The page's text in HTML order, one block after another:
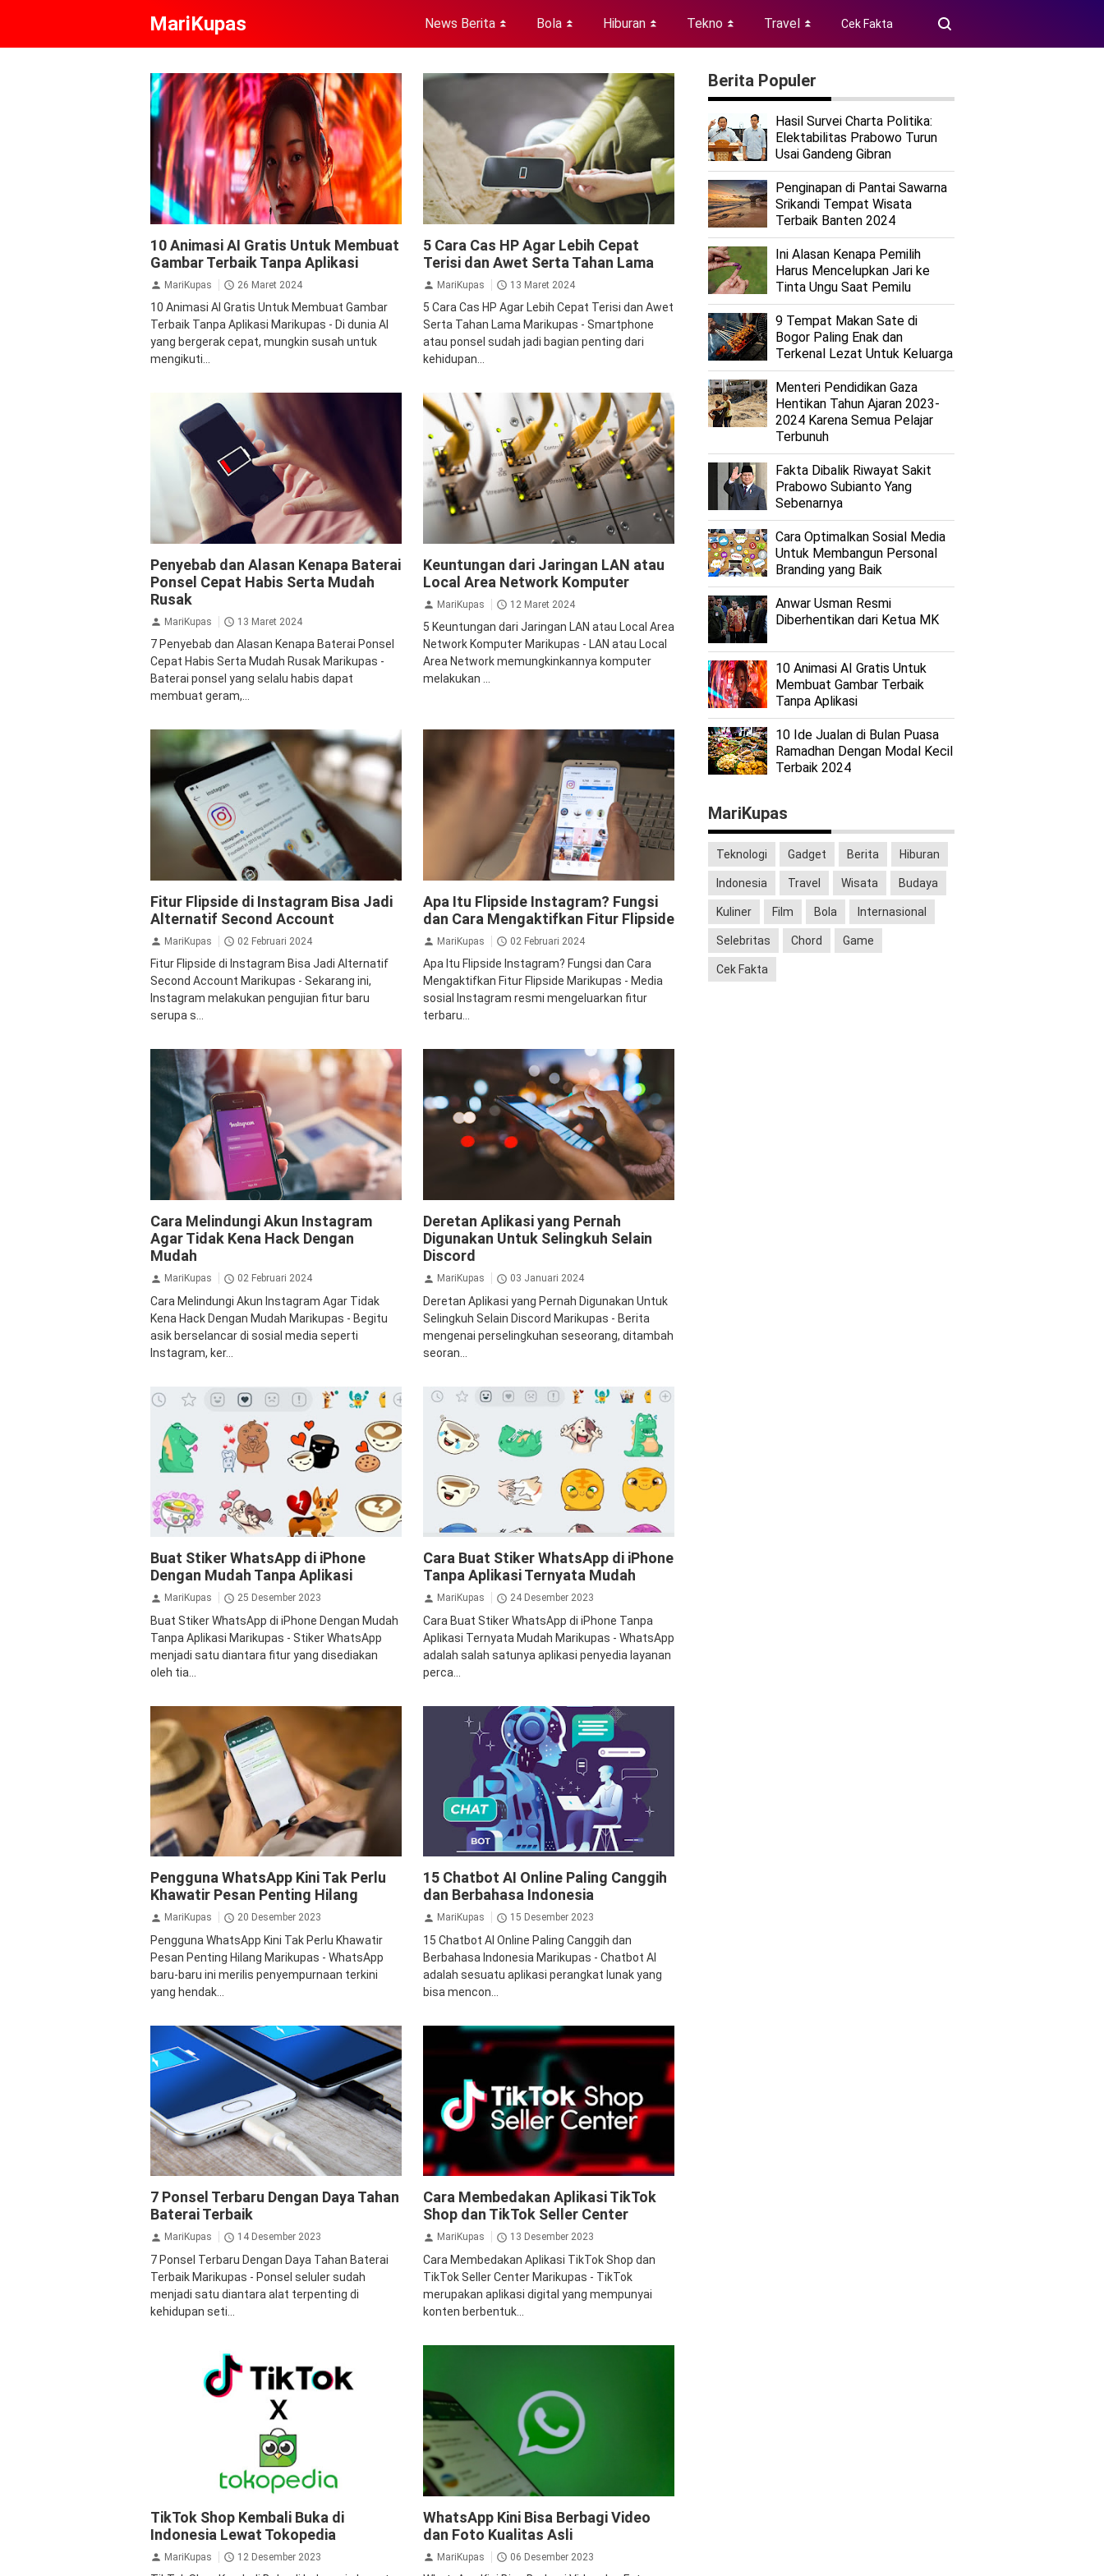
MariKupas News Berita ⏬ Bola ⏬ Hiburan ⏬ Tekno ⏬ Travel ⏬ Cek Fakta
10 Animasi AI Gratis Untuk Membuat
Gambar Terbaik Tanpa Aplikasi
MariKupas 26 Maret 2024
10 Animasi AI Gratis Untuk Membuat Gambar
Terbaik Tanpa Aplikasi Marikupas - Di dunia AI
yang bergerak cepat, mungkin susah untuk
mengikuti...
5 Cara Cas HP Agar Lebih Cepat
Terisi dan Awet Serta Tahan Lama
MariKupas 13 Maret 2024
5 Cara Cas HP Agar Lebih Cepat Terisi dan Awet
Serta Tahan Lama Marikupas - Smartphone
atau ponsel sudah jadi bagian penting dari
kehidupan...
Penyebab dan Alasan Kenapa Baterai
Ponsel Cepat Habis Serta Mudah
Rusak
MariKupas 13 Maret 2024
7 Penyebab dan Alasan Kenapa Baterai Ponsel
Cepat Habis Serta Mudah Rusak Marikupas -
Baterai ponsel yang selalu habis dapat
membuat geram,...
Teknologi
Keuntungan dari Jaringan LAN atau
Local Area Network Komputer
MariKupas 12 Maret 2024
5 Keuntungan dari Jaringan LAN atau Local Area
Network Komputer Marikupas - LAN atau Local
Area Network memungkinkannya komputer
melakukan ...
Fitur Flipside di Instagram Bisa Jadi
Alternatif Second Account
MariKupas 02 Februari 2024
Fitur Flipside di Instagram Bisa Jadi Alternatif
Second Account Marikupas - Sekarang ini,
Instagram melakukan pengujian fitur baru
serupa s...
Apa Itu Flipside Instagram? Fungsi
dan Cara Mengaktifkan Fitur Flipside
MariKupas 02 Februari 2024
Apa Itu Flipside Instagram? Fungsi dan Cara
Mengaktifkan Fitur Flipside Marikupas - Media
sosial Instagram resmi mengeluarkan fitur
terbaru...
Cara Melindungi Akun Instagram
Agar Tidak Kena Hack Dengan
Mudah
MariKupas 02 Februari 2024
Cara Melindungi Akun Instagram Agar Tidak
Kena Hack Dengan Mudah Marikupas - Begitu
asik berselancar di sosial media seperti
Instagram, ker...
Deretan Aplikasi yang Pernah
Digunakan Untuk Selingkuh Selain
Discord
MariKupas 03 Januari 2024
Deretan Aplikasi yang Pernah Digunakan Untuk
Selingkuh Selain Discord Marikupas - Berita
mengenai perselingkuhan seseorang, ditambah
seoran...
Buat Stiker WhatsApp di iPhone
Dengan Mudah Tanpa Aplikasi
MariKupas 25 Desember 2023
Buat Stiker WhatsApp di iPhone Dengan Mudah
Tanpa Aplikasi Marikupas - Stiker WhatsApp
menjadi satu diantara fitur yang disediakan
oleh tia...
Cara Buat Stiker WhatsApp di iPhone
Tanpa Aplikasi Ternyata Mudah
MariKupas 24 Desember 2023
Cara Buat Stiker WhatsApp di iPhone Tanpa
Aplikasi Ternyata Mudah Marikupas - WhatsApp
adalah salah satunya aplikasi penyedia layanan
perca...
Pengguna WhatsApp Kini Tak Perlu
Khawatir Pesan Penting Hilang
MariKupas 20 Desember 2023
Pengguna WhatsApp Kini Tak Perlu Khawatir
Pesan Penting Hilang Marikupas - WhatsApp
baru-baru ini merilis penyempurnaan terkini
yang hendak...
15 Chatbot AI Online Paling Canggih
dan Berbahasa Indonesia
MariKupas 15 Desember 2023
15 Chatbot AI Online Paling Canggih dan
Berbahasa Indonesia Marikupas - Chatbot AI
adalah sesuatu aplikasi perangkat lunak yang
bisa mencon...
7 Ponsel Terbaru Dengan Daya Tahan
Baterai Terbaik
MariKupas 14 Desember 2023
7 Ponsel Terbaru Dengan Daya Tahan Baterai
Terbaik Marikupas - Ponsel seluler sudah
menjadi satu diantara alat terpenting di
kehidupan seti...
Center TikTok Shop
Cara Membedakan Aplikasi TikTok
Shop dan TikTok Seller Center
MariKupas 13 Desember 2023
Cara Membedakan Aplikasi TikTok Shop dan
TikTok Seller Center Marikupas - TikTok
merupakan aplikasi digital yang mempunyai
konten berbentuk...
Tokopedia
TikTok Shop Kembali Buka di
Indonesia Lewat Tokopedia
MariKupas 12 Desember 2023
WhatsApp Kini Bisa Berbagi Video
dan Foto Kualitas Asli
MariKupas 06 Desember 2023
Berita Populer
Hasil Survei Charta Politika:
Elektabilitas Prabowo Turun
Usai Gandeng Gibran
Penginapan di Pantai Sawarna
Srikandi Tempat Wisata
Terbaik Banten 2024
Ini Alasan Kenapa Pemilih
Harus Mencelupkan Jari ke
Tinta Ungu Saat Pemilu
9 Tempat Makan Sate di
Bogor Paling Enak dan
Terkenal Lezat Untuk Keluarga
Menteri Pendidikan Gaza
Hentikan Tahun Ajaran 2023-
2024 Karena Semua Pelajar
Terbunuh
Fakta Dibalik Riwayat Sakit
Prabowo Subianto Yang
Sebenarnya
Cara Optimalkan Sosial Media
Untuk Membangun Personal
Branding yang Baik
Anwar Usman Resmi
Diberhentikan dari Ketua MK
10 Animasi AI Gratis Untuk
Membuat Gambar Terbaik
Tanpa Aplikasi
10 Ide Jualan di Bulan Puasa
Ramadhan Dengan Modal Kecil
Terbaik 2024
MariKupas
Teknologi Gadget Berita Hiburan
Indonesia Travel Wisata Budaya
Kuliner Film Bola Internasional
Selebritas Chord Game
Cek Fakta